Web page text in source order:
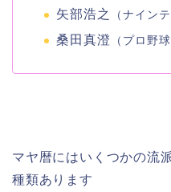
矢部浩之 （ナイン
桑田真澄 （プロ野球
マヤ暦にはいくつかの流
種類あります